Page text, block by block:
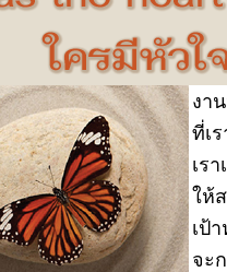
งา
ที่เ
เร
ให้
เป้
จะ